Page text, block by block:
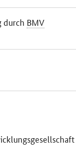
durch BMV